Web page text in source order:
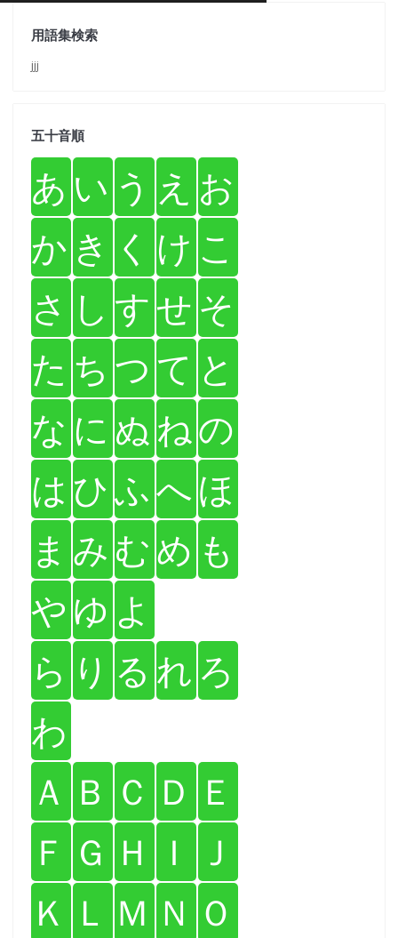
用語集検索
jjj
五十音順
あ い う え お
か き く け こ
さ し すせ そ
た ち つ て と
な に ぬ ねの
は ひふへほ
ま み むめ も
や ゆ よ
ら り る れ ろ
わ
Ａ Ｂ Ｃ Ｄ Ｅ
Ｆ Ｇ Ｈ Ｉ
Ｊ
Ｋ Ｌ Ｍ Ｎ Ｏ